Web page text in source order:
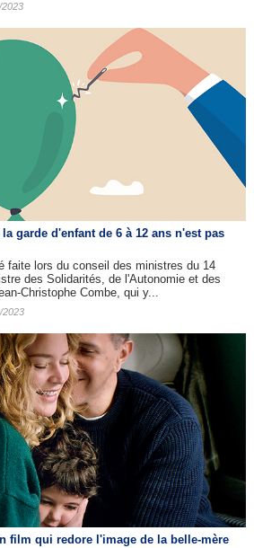
2023
garde d'enfant de 6 à 12 ans n'est pas
faite lors du conseil des ministres du 14
des Solidarités, de l'Autonomie et des
Christophe Combe, qui y...
2023
film qui redore l'image de la belle-mère